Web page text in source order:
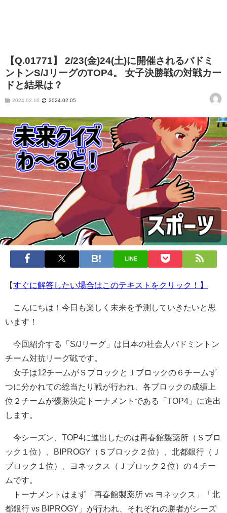
【Q.01771】 2/23(金)24(土)に開催されるバドミ
ントンS/JリーグのTOP4。 女子決勝戦の対戦カー
ドと結果は？
2024.02.16 2024.02.05
LINE
【すぐに解答したい場合はこのテキストをクリック！】
こんにちは！今日も楽しく未来を予測していきたいと思
います！
今回紹介する「S/Jリーグ」は日本の社会人バドミントン
チーム対抗リーグ戦です。
女子は12チームがＳブロックとＪブロックの６チームず
つに分かれての総当たり戦が行われ、各ブロックの成績上
位２チームが優勝決定トーナメントである「TOP4」に進出
します。
今シーズン、TOP4に進出したのは再春館製薬所（Ｓブロ
ック１位）、BIPROGY（Ｓブロック２位）、北都銀行（Ｊ
ブロック１位）、ヨネックス（Ｊブロック２位）の４チー
ムです。
トーナメントはまず「再春館製薬所 vs ヨネックス」「北
都銀行 vs BIPROGY」が行われ、それぞれの勝者がシーズ